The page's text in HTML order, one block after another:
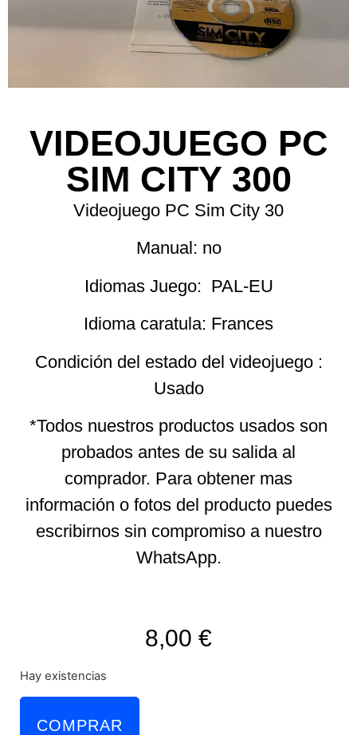
VIDEOJUEGO PC
SIM CITY 300
Videojuego PC Sim City 30
Manual: no
Idiomas Juego: PAL-EU
Idioma caratula: Frances
Condición del estado del videojuego :
Usado
*Todos nuestros productos usados son
probados antes de su salida al
comprador. Para obtener mas
información o fotos del producto puedes
escribirnos sin compromiso a nuestro
WhatsApp.
8,00 €
Hay existencias
COMPRAR